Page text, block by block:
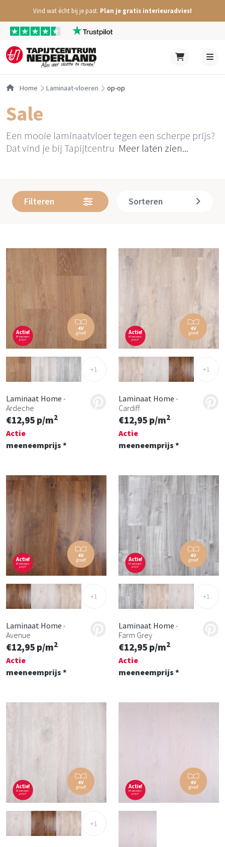
Vind wat écht bij je past. Plan je gratis interieuradvies!
Home laminaat-vloeren op-op
Sale
Een mooie laminaatvloer tegen een scherpe prijs?
Dat vind je bij Tapijtcentru Meer laten zien...
Filteren Sorteren
Actie!
Meeneem-
prijs*
+1
Laminaat Home -
Ardeche
€12,95 p/m2
Actie
meeneemprijs *
Actie!
Meeneem-
prijs*
+1
Laminaat Home -
Cardiff
€12,95 p/m2
Actie
meeneemprijs *
Actie!
Meeneem-
prijs*
+1
Laminaat Home -
Avenue
€12,95 p/m2
Actie
meeneemprijs *
Actie!
Meeneem-
prijs*
+1
Laminaat Home -
Farm Grey
€12,95 p/m2
Actie
meeneemprijs *
Actie!
Meeneem-
prijs*
+1
Actie!
Meeneem-
prijs*